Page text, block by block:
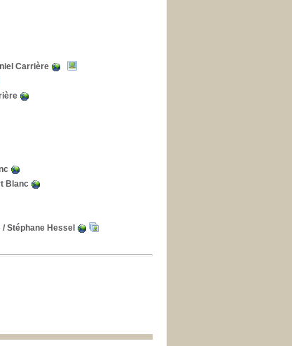
Carrière
Blanc
/ Stéphane Hessel